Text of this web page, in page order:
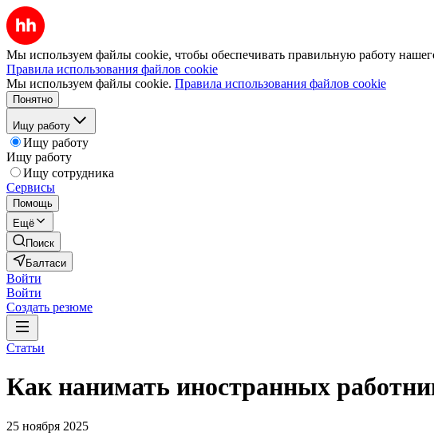
Мы используем файлы cookie, чтобы обеспечивать правильную работу
Правила использования файлов cookie
Мы используем файлы cookie. Правила использования файлов cookie
Понятно
Ищу работу
Ищу работу
Ищу работу
Ищу сотрудника
Сервисы
Помощь
Ещё
Поиск
Балтаси
Войти
Войти
Создать резюме
Статьи
Как нанимать иностранных
25 ноября 2025